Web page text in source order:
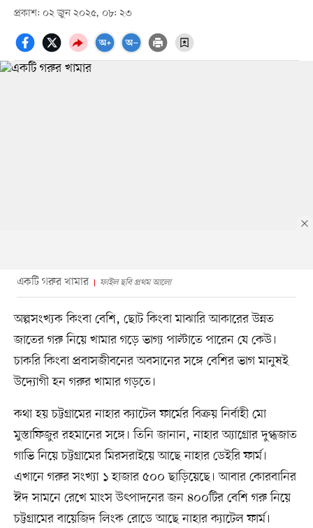
প্রকাশ: ০২ জুন ২০২৫, ০৮: ২৩
একটি গরুর খামার ফাইল ছবি প্রথম আলো
অল্পসংখ্যক কিংবা বেশি, ছোট কিংবা মাঝারি আকারের উন্নত
জাতের গরু নিয়ে খামার গড়ে ভাগ্য পাল্টাতে পারেন যে কেউ।
চাকরি কিংবা প্রবাসজীবনের অবসানের সঙ্গে বেশির ভাগ মানুষই
উদ্যোগী হন গরুর খামার গড়তে।
কথা হয় চট্টগ্রামের নাহার ক্যাটেল ফার্মের বিক্রয় নির্বাহী মো
মুস্তাফিজুর রহমানের সঙ্গে। তিনি জানান, নাহার অ্যাগ্রোর দুগ্ধজাত
গাভি নিয়ে চট্টগ্রামের মিরসরাইয়ে আছে নাহার ডেইরি ফার্ম।
এখানে গরুর সংখ্যা ১ হাজার ৫০০ ছাড়িয়েছে। আবার কোরবানির
ঈদ সামনে রেখে মাংস উৎপাদনের জন ৪০০টির বেশি গরু নিয়ে
চট্টগ্রামের বায়েজিদ লিংক রোডে আছে নাহার ক্যাটেল ফার্ম।